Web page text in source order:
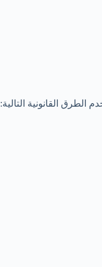
القانونية التالية: